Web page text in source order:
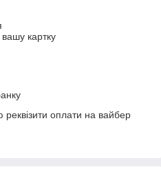
картку
оплати на вайбер